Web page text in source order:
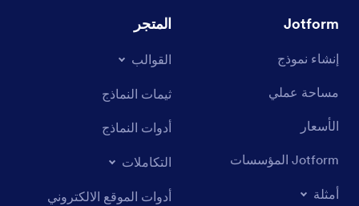
Jotform
إنشاء نموذج
مساحة عملي
الأسعار
Jotform المؤسسات
أمثلة
المتجر
القوالب
ثيمات النماذج
أدوات النماذج
التكاملات
أدوات الموقع الالكتروني